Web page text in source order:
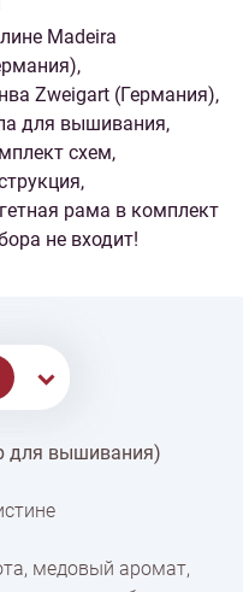
Madeira
Zweigart (Германия),
для вышивания,
схем,
рама в комплект
не входит!
для вышивания)
медовый аромат,